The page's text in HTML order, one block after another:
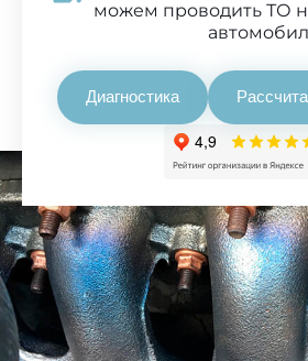
можем проводить ТО
Диагностика